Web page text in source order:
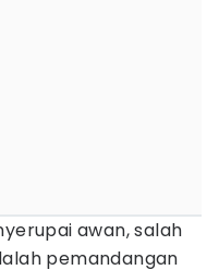
awan, salah
pemandangan